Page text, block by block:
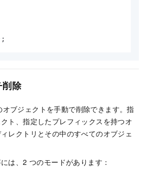
削除
ブジェクトを手動で削除できます。指
ト、指定したプレフィックスを持つオ
レクトリとその中のすべてのオブジェ
は、2 つのモードがあります：